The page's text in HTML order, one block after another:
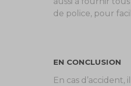
de police, pour
EN CONCLUSION
En cas